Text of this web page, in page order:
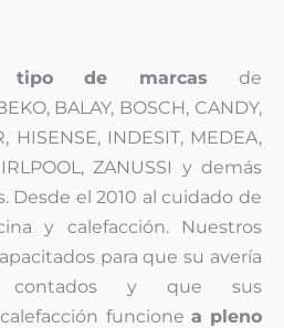
tipo de marcas de
BALAY, BOSCH, CANDY,
HISENSE, INDESIT, MEDEA,
ZANUSSI y demás
Desde el 2010 al cuidado de
y calefacción. Nuestros
para que su avería
y que sus
funcione a pleno